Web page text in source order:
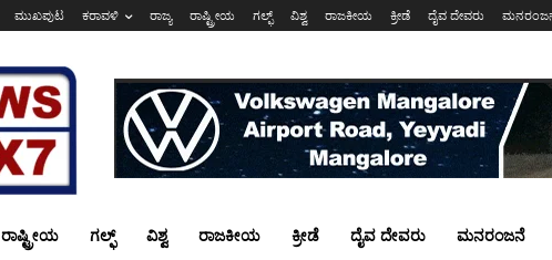
ಮುಖಪುಟ ಕರಾವಳಿ ರಾಜ್ಯ ರಾಷ್ಟ್ರೀಯ ಗಲ್ಫ್ ವಿಶ್ವ ರಾಜಕೀಯ ಕ್ರೀಡೆ ದೈವ ದೇವರು
ರಾಷ್ಟ್ರೀಯ ಗಲ್ಫ್ ವಿಶ್ವ ರಾಜಕೀಯ ಕ್ರೀಡೆ ದೈವ ದೇವರು ಮನರಂಜನೆ